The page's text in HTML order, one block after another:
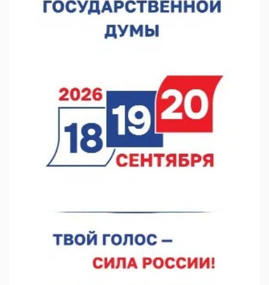
07.08.2026 13:15
В Нижегородской области посещаемость спортобъектов
выросла на 28%
07.08.2026 12:15